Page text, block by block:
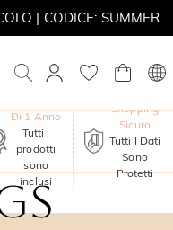
| CODICE: SUMMER
IN REGALO
Di 1 Anno
Tutti i
prodotti
sono
inclusi
Shopping
Sicuro
Tutti I Dati
Sono
Protetti